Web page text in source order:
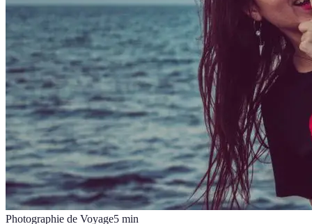
Photographie de Voyage5 min